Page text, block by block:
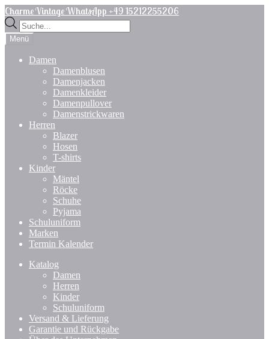
Zur
Navigation
springen
Zum
Inhalt
springen
Charme Vintage WhatsApp +49 15212255206
Products
search
Menü
Damen
Damenblusen
Damenjacken
Damenkleider
Damenpullover
Damenstrickwaren
Herren
Blazer
Hosen
T-shirts
Kinder
Mäntel
Röcke
Schuhe
Pyjama
Schuluniform
Marken
Termin Kalender
Katalog
Damen
Herren
Kinder
Schuluniform
Versand & Lieferung
Garantie und Rückgabe